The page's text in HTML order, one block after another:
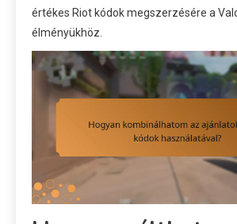
értékes Riot kódok megszerzésére a
élményükhöz.